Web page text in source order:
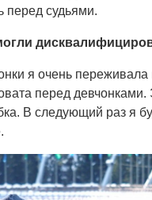
перед судьями.
я очень переживала
перед
В следующий раз я